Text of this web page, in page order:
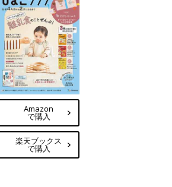
Amazon
で購入
楽天ブックス
で購入